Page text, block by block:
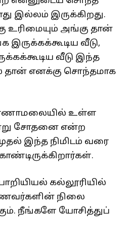
இல்லம் இருக்கிறது.
உரிமையும் அங்கு தான்
இருக்கக்கூடிய வீடு,
வீடு இந்த
தான் எனக்கு சொந்தமாக
உள்ள
சோதனை என்ற
இந்த நிமிடம் வரை
கல்லூரியில்
நிலை
நீங்களே யோசித்துப்